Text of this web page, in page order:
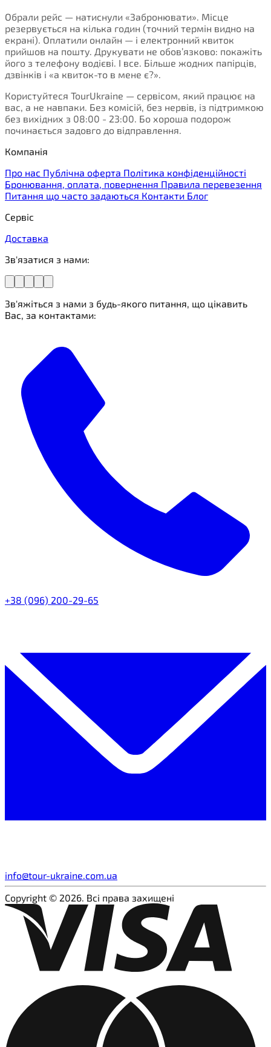
Обрали рейс — натиснули «Забронювати». Місце
резервується на кілька годин (точний термін видно на
екрані). Оплатили онлайн — і електронний квиток
прийшов на пошту. Друкувати не обов’язково: покажіть
його з телефону водієві. І все. Більше жодних папірців,
дзвінків і «а квиток-то в мене є?».
Користуйтеся TourUkraine — сервісом, який працює на
вас, а не навпаки. Без комісій, без нервів, із підтримкою
без вихідних з 08:00 - 23:00. Бо хороша подорож
починається задовго до відправлення.
Компанія
Про нас Публічна оферта Політика конфіденційності
Бронювання, оплата, повернення Правила перевезення
Питання що часто задаються Контакти Блог
Сервіс
Доставка
Зв'язатися з нами:
Зв'яжіться з нами з будь-якого питання, що цікавить
Вас, за контактами:
+38 (096) 200-29-65
info@tour-ukraine.com.ua
Copyright © 2026. Всі права захищені